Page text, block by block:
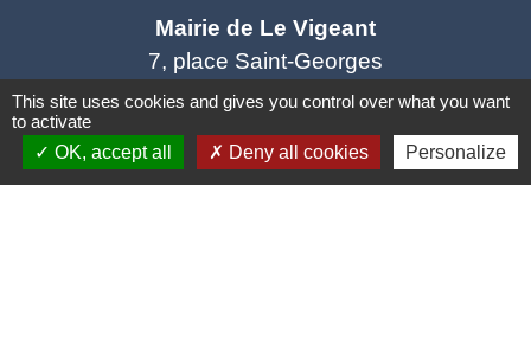
Mairie de Le Vigeant
7, place Saint-Georges
86150 Le Vigeant - FRANCE
Contact par formulaire
This site uses cookies and gives you control over what you want
to activate
OK, accept all
Deny all cookies Personalize